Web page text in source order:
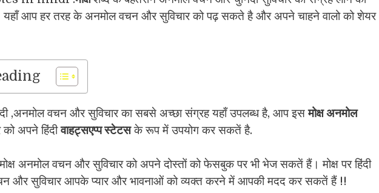
यहाँ आप हर तरह के अनमोल वचन और सुविचार को पढ़ सकते है और अपने चाहने वालो को शेयर
,अनमोल वचन और सुविचार का सबसे अच्छा संग्रह यहाँ उपलब्ध है, आप इसमोक्ष अनमोल
अपने हिंदीवाहट्सएप्प स्टेटसके रूप में उपयोग कर सकतें है.
अनमोल वचन और सुविचार को अपने दोस्तों को फेसबुक पर भी भेज सकतें हैं। मोक्ष पर हिंदी
और सुविचार आपके प्यार और भावनाओं को व्यक्त करने में आपकी मदद कर सकतें हैं !!